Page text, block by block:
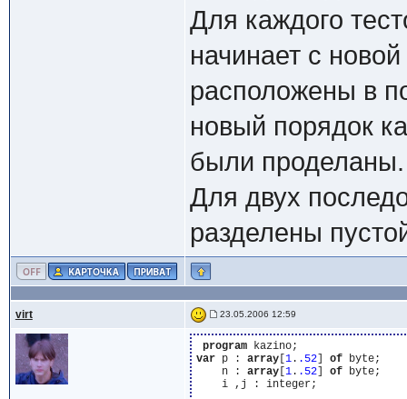
Для каждого
начинает с
расположены в
новый порядок
были проделаны.
Для двух
разделены
virt 23.05.2006 12:59
program
var p : array[ 1. .52] of byte;
    n :
array[ 1. .52] of byte;
    i ,j : integer;